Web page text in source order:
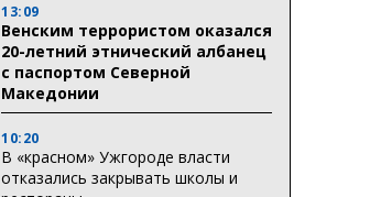
13:09
Венским террористом оказался
20-летний этнический албанец
с паспортом Северной
Македонии
10:20
В «красном» Ужгороде власти
отказались закрывать школы и